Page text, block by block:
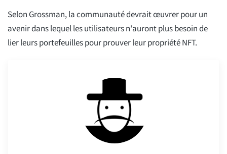
Selon Grossman, la communauté devrait œuvrer pour un
avenir dans lequel les utilisateurs n'auront plus besoin de
lier leurs portefeuilles pour prouver leur propriété NFT.